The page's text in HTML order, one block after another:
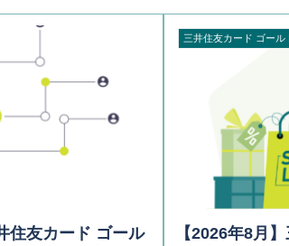
住友カード ゴール
三井住友カード ゴール
【2026年8月